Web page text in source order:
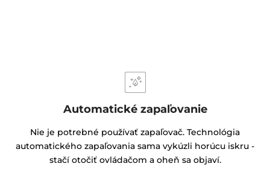
Automatické zapaľovanie
Nie je potrebné používať zapaľovač. Technológia
automatického zapaľovania sama vykúzli horúcu iskru -
stačí otočiť ovládačom a oheň sa objaví.